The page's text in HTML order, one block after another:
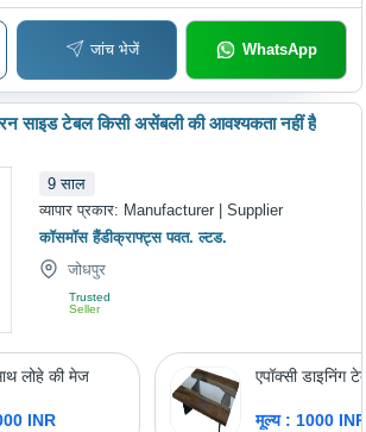
जांच भेजें WhatsApp
साइड टेबल किसी असेंबली की आवश्यकता नहीं है
9 साल
व्यापार प्रकार: Manufacturer | Supplier
कॉसमॉस हैंडीक्राफ्ट्स पवत. ल्टड.
जोधपुर
Trusted
Seller
लोहे की मेज
INR
एपॉक्सी डाइनिंग
मूल्य : 1000